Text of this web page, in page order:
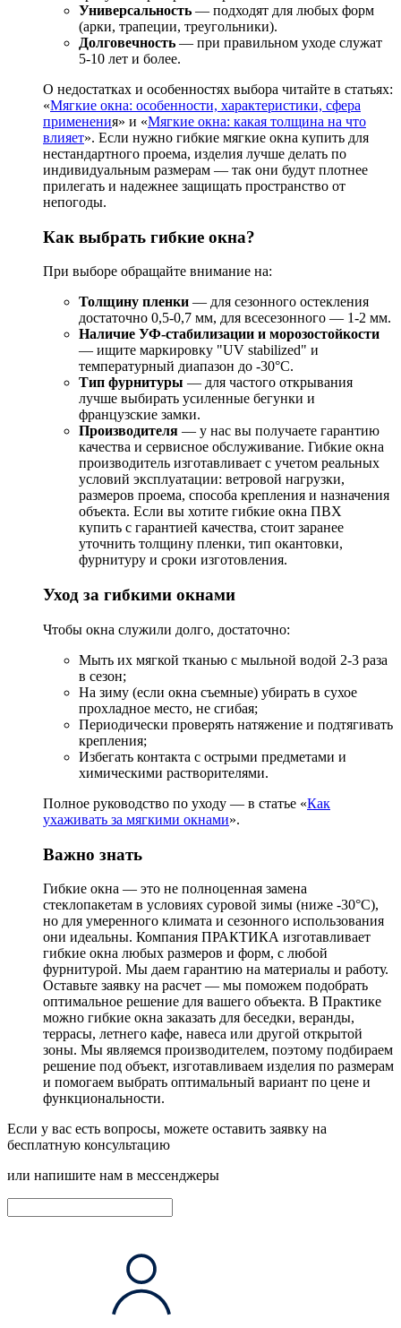
Универсальность — подходят для любых форм
(арки, трапеции, треугольники).
Долговечность — при правильном уходе служат
5-10 лет и более.
О недостатках и особенностях выбора читайте в статьях:
«Мягкие окна: особенности, характеристики, сфера
применения» и «Мягкие окна: какая толщина на что
влияет». Если нужно гибкие мягкие окна купить для
нестандартного проема, изделия лучше делать по
индивидуальным размерам — так они будут плотнее
прилегать и надежнее защищать пространство от
непогоды.
Как выбрать гибкие окна?
При выборе обращайте внимание на:
Толщину пленки — для сезонного остекления
достаточно 0,5-0,7 мм, для всесезонного — 1-2 мм.
Наличие УФ-стабилизации и морозостойкости
— ищите маркировку "UV stabilized" и
температурный диапазон до -30°C.
Тип фурнитуры — для частого открывания
лучше выбирать усиленные бегунки и
французские замки.
Производителя — у нас вы получаете гарантию
качества и сервисное обслуживание. Гибкие окна
производитель изготавливает с учетом реальных
условий эксплуатации: ветровой нагрузки,
размеров проема, способа крепления и назначения
объекта. Если вы хотите гибкие окна ПВХ
купить с гарантией качества, стоит заранее
уточнить толщину пленки, тип окантовки,
фурнитуру и сроки изготовления.
Уход за гибкими окнами
Чтобы окна служили долго, достаточно:
Мыть их мягкой тканью с мыльной водой 2-3 раза
в сезон;
На зиму (если окна съемные) убирать в сухое
прохладное место, не сгибая;
Периодически проверять натяжение и подтягивать
крепления;
Избегать контакта с острыми предметами и
химическими растворителями.
Полное руководство по уходу — в статье «Как
ухаживать за мягкими окнами».
Важно знать
Гибкие окна — это не полноценная замена
стеклопакетам в условиях суровой зимы (ниже -30°C),
но для умеренного климата и сезонного использования
они идеальны. Компания ПРАКТИКА изготавливает
гибкие окна любых размеров и форм, с любой
фурнитурой. Мы даем гарантию на материалы и работу.
Оставьте заявку на расчет — мы поможем подобрать
оптимальное решение для вашего объекта. В Практике
можно гибкие окна заказать для беседки, веранды,
террасы, летнего кафе, навеса или другой открытой
зоны. Мы являемся производителем, поэтому подбираем
решение под объект, изготавливаем изделия по размерам
и помогаем выбрать оптимальный вариант по цене и
функциональности.
Если у вас есть вопросы, можете оставить заявку на
бесплатную консультацию
или напишите нам в мессенджеры